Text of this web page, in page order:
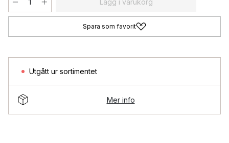
Lägg i varukorg
Spara som favorit
Utgått ur sortimentet
Mer info